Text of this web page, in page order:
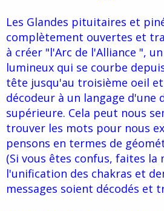
Les Glandes pituitaires et
complètement ouvertes et
à créer "l'Arc de l'Alliance ",
lumineux qui se courbe
tête jusqu'au troisième oeil
décodeur à un langage d'une
supérieure. Cela peut nous
trouver les mots pour nous
pensons en termes de
(Si vous êtes confus, faites la
l'unification des chakras et
messages soient décodés et